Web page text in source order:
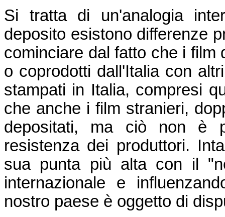
Si tratta di un'analogia
deposito esistono differenze
cominciare dal fatto che i film
o coprodotti dall'Italia con
stampati in Italia, compresi
che anche i film stranieri,
depositati, ma ciò non è
resistenza dei produttori.
sua punta più alta con il
internazionale e
nostro paese è oggetto di